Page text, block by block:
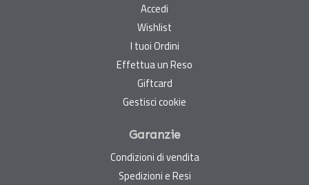
Accedi
Wishlist
I tuoi Ordini
Effettua un Reso
Giftcard
Gestisci cookie
Garanzie
Condizioni di vendita
Spedizioni e Resi